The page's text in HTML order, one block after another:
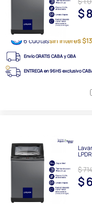
$
6 cuotassin interés
Envío GRATIS CABA y GBA
ENTREGA en 96HS exclusivo
$
$